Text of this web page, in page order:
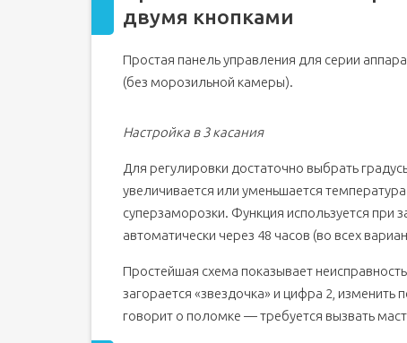
Как выставить температуру в холодильнике Атлант
Электронный регулятор
двумя кнопками
Простая панель управления для серии
(без морозильной камеры).
Настройка в 3 касания
Для регулировки достаточно выбрать
увеличивается или уменьшается
суперзаморозки. Функция используется при
автоматически через 48 часов (во всех
Простейшая схема показывает
загорается «звездочка» и цифра 2,
говорит о поломке — требуется вызвать